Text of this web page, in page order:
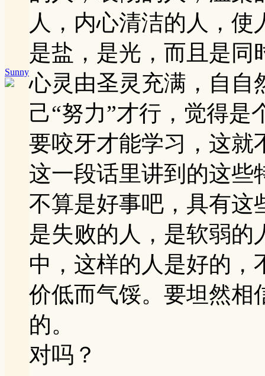
Sunny
人，内心清洁的人，
是盐，是光，而且是同
心灵由圣灵充满，自自
己“努力”才行，觉得是
要咬牙才能学习，这就
这一段话里讲到的这些
不算是好事吧，具有这
是失败的人，是软弱的
中，这样的人是好的，
价低而气馁。要坦然相
的。
对吗？